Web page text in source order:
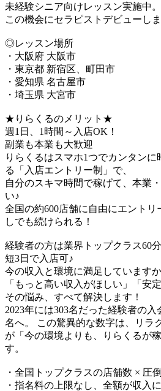
未経験シニア向けレッスン実施中。
この機会にセラピストデビューし
◎レッスン場所
・大阪府 大阪市
・東京都 新宿区、町田市
・愛知県 名古屋市
・埼玉県 大宮市
★りらくるのメリット★
週1日、1時間～入店OK！
副業も本業も大歓迎
りらくるはスマホ1つでカンタン
る「入店エントリー制」で、
自分のスキマ時間で稼げて、本業
い♪​
全国の約600店舗に自由にエント
しでも続けられる！
経験者の方は業界トップクラス60
短3日で入店可♪
今の収入と環境に満足しています
「もっと高い収入がほしい」「安
その悩み、すべて解決します！
2023年には303名だった経験者の入
名へ。 この驚異的な数字は、リラ
が「今の環境よりも、りらくるが
す。
・全国トップクラスの店舗数 × 圧
・指名料の上限なし、全額が収入